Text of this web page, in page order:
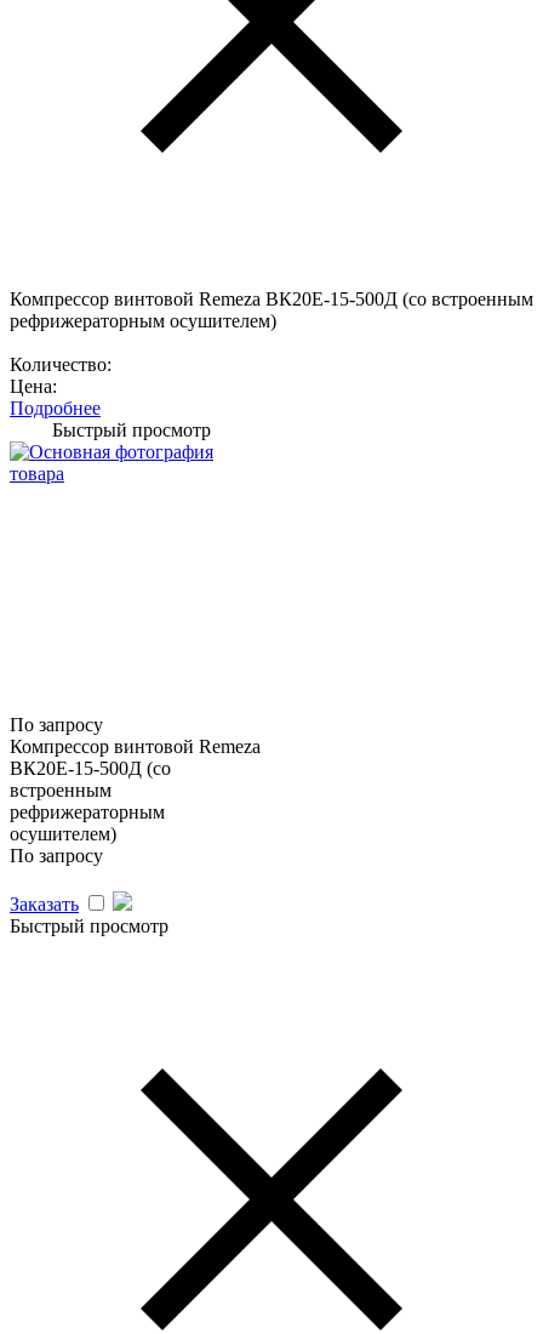
Компрессор винтовой Remeza ВК20Е-15-500Д (со встроенным
рефрижераторным осушителем)
Количество:
Цена:
Подробнее
Быстрый просмотр
По запросу
Компрессор винтовой Remeza
ВК20Е-15-500Д (со
встроенным
рефрижераторным
осушителем)
По запросу
Заказать
Быстрый просмотр